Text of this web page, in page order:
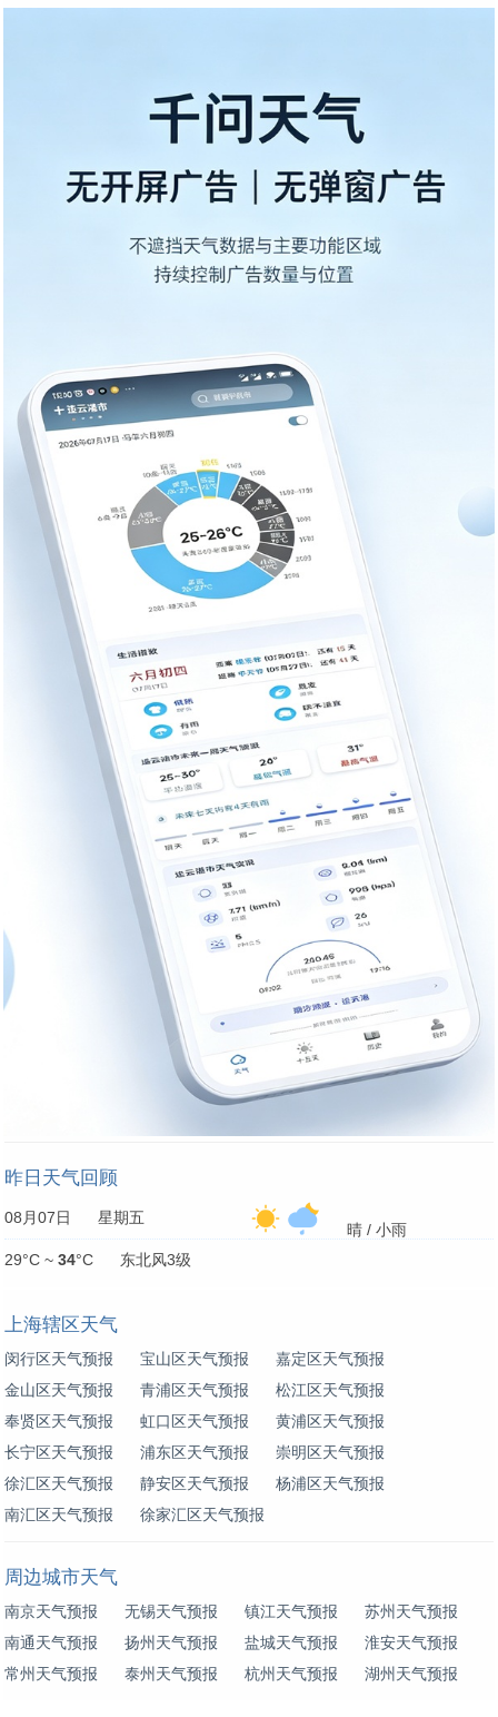
昨日天气回顾
08月07日 星期五
晴 / 小雨
29°C ~ 34°C 东北风3级
上海辖区天气
闵行区天气预报 宝山区天气预报
嘉定区天气预报
金山区天气预报
青浦区天气预报
松江区天气预报
奉贤区天气预报
虹口区天气预报
黄浦区天气预报
长宁区天气预报
浦东区天气预报
崇明区天气预报
徐汇区天气预报
静安区天气预报
杨浦区天气预报
南汇区天气预报
徐家汇区天气预报
周边城市天气
南京天气预报 无锡天气预报 镇江天气预报
苏州天气预报
南通天气预报
扬州天气预报 盐城天气预报
淮安天气预报
常州天气预报
泰州天气预报 杭州天气预报 湖州天气预报